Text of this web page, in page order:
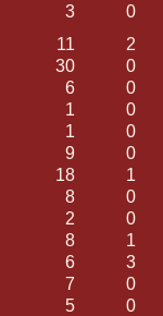
3
0
11
2
30
0
6
0
1
0
1
0
9
0
18
1
8
0
2
0
8
1
6
3
7
0
5
0